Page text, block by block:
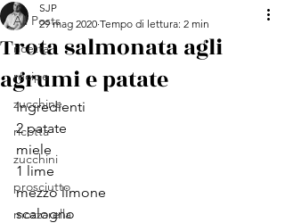
All Posts
ricetta
recipe
zucchine
ricotta
zucchini
prosciutto
mozzarella
Trota salmonata agli
agrumi e patate
SJP
29 mag 2020 Tempo di lettura: 2 min
Ingredienti
2 patate
miele
1 lime
mezzo limone
scalogno